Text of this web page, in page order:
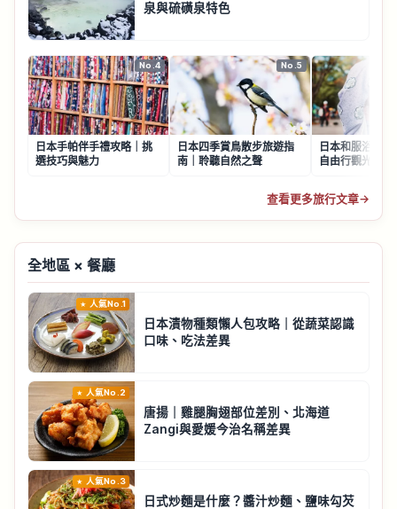
泉與硫磺泉特色
No.4
日本手帕伴手禮攻略｜挑
選技巧與魅力
No.5
日本四季賞鳥散步旅遊指
南｜聆聽自然之聲
日本和服浴衣
自由行觀光體驗
查看更多旅行文章→
全地區 × 餐廳
人氣No.1
日本漬物種類懶人包攻略｜從蔬菜認識
口味、吃法差異
人氣No.2
唐揚｜雞腿胸翅部位差別、北海道
Zangi與愛媛今治名稱差異
人氣No.3
日式炒麵是什麼？醬汁炒麵、鹽味勾芡